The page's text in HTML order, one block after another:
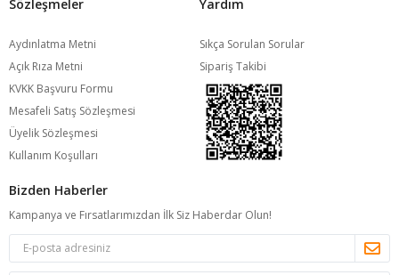
Sözleşmeler
Aydınlatma Metni
Açık Rıza Metni
KVKK Başvuru Formu
Mesafeli Satış Sözleşmesi
Üyelik Sözleşmesi
Kullanım Koşulları
Yardım
Sıkça Sorulan Sorular
Sipariş Takibi
Bizden Haberler
Kampanya ve Fırsatlarımızdan İlk Siz Haberdar Olun!